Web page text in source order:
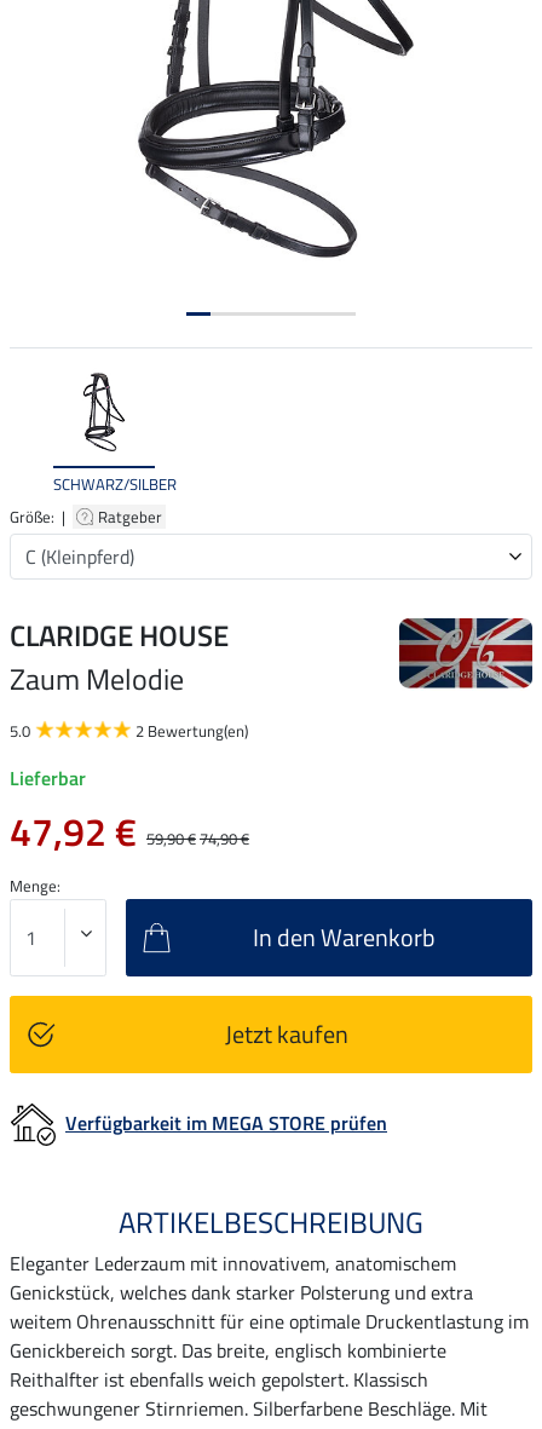
SCHWARZ/SILBER
Größe: |
Ratgeber
CLARIDGE HOUSE
Zaum Melodie
5.0 2 Bewertung(en)
Lieferbar
47,92 € 59,90 €74,90 €
Menge:
In den Warenkorb
Jetzt kaufen
Verfügbarkeit im MEGA STORE prüfen
ARTIKELBESCHREIBUNG
Eleganter Lederzaum mit innovativem, anatomischem
Genickstück, welches dank starker Polsterung und extra
weitem Ohrenausschnitt für eine optimale Druckentlastung im
Genickbereich sorgt. Das breite, englisch kombinierte
Reithalfter ist ebenfalls weich gepolstert. Klassisch
geschwungener Stirnriemen. Silberfarbene Beschläge. Mit